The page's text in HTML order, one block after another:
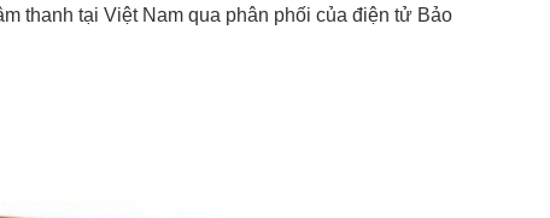
thanh tại Việt Nam qua phân phối của điện tử Bảo